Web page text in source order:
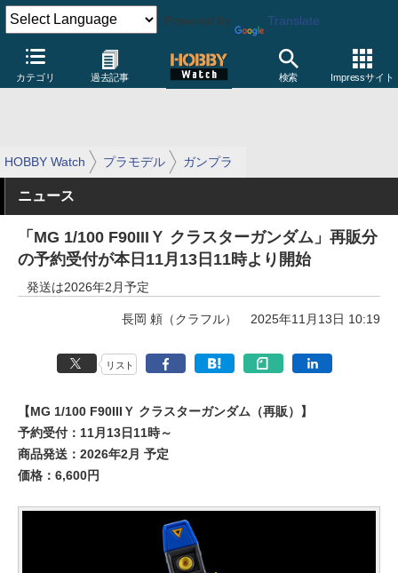
Powered by Translate
カテゴリ 過去記事 検索 Impressサイト
HOBBY Watch プラモデル ガンプラ
ニュース
「MG 1/100 F90IIIＹ クラスターガンダム」再販分
の予約受付が本日11月13日11時より開始
発送は2026年2月予定
長岡 頼（クラフル） 2025年11月13日 10:19
リスト
【MG 1/100 F90IIIＹ クラスターガンダム（再販）】
予約受付：11月13日11時～
商品発送：2026年2月 予定
価格：6,600円